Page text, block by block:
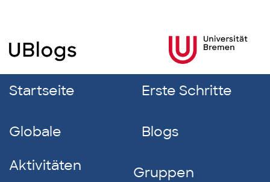
Startseite Erste Schritte
Globale
Aktivitäten
Blogs
Gruppen